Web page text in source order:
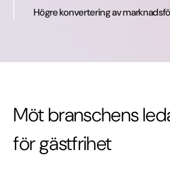
Högre konvertering av
Möt branschens
för gästfrihet